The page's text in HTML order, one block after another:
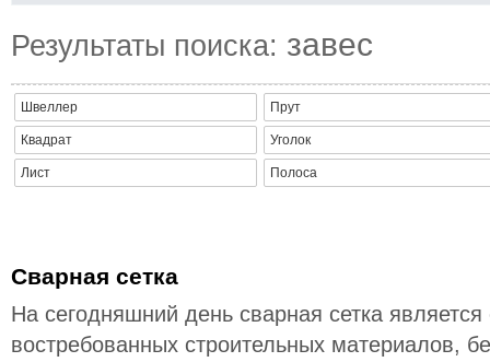
Результаты поиска: завес
Швеллер Прут
Квадрат Уголок
Лист Полоса
Сварная сетка
На сегодняшний день сварная сетка
востребованных строительных материалов,